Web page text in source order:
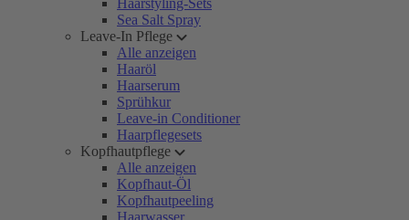
Haarstyling-Sets
Sea Salt Spray
Leave-In Pflege
Alle anzeigen
Haaröl
Haarserum
Sprühkur
Leave-in Conditioner
Haarpflegesets
Kopfhautpflege
Alle anzeigen
Kopfhaut-Öl
Kopfhautpeeling
Haarwasser